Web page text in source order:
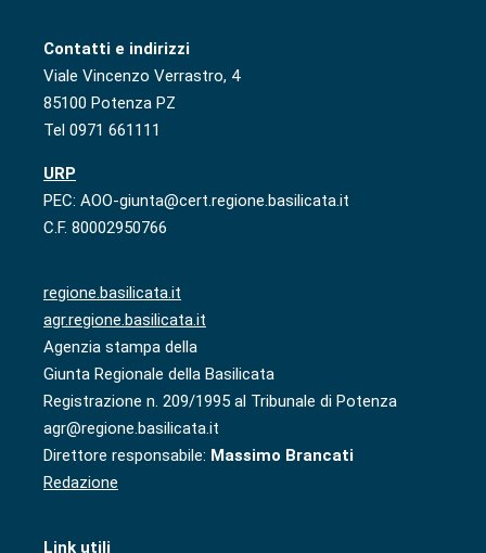
Contatti e indirizzi
Viale Vincenzo Verrastro, 4
85100 Potenza PZ
Tel 0971 661111
URP
PEC: AOO-giunta@cert.regione.basilicata.it
C.F. 80002950766
regione.basilicata.it
agr.regione.basilicata.it
Agenzia stampa della
Giunta Regionale della Basilicata
Registrazione n. 209/1995 al Tribunale di Potenza
agr@regione.basilicata.it
Direttore responsabile: Massimo Brancati
Redazione
Link utili